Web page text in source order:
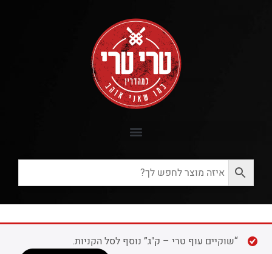
“שוקיים עוף טרי – ק"ג” נוסף לסל הקניות.